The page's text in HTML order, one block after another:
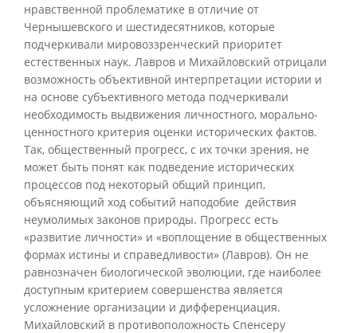
нравственной проблематике в отличие от
Чернышевского и шестидесятников, которые
подчеркивали мировоззренческий приоритет
естественных наук. Лавров и Михайловский отрицали
возможность объективной интерпретации истории и
на основе субъективного метода подчеркивали
необходимость выдвижения личностного, морально-
ценностного критерия оценки исторических фактов.
Так, общественный прогресс, с их точки зрения, не
может быть понят как подведение исторических
процессов под некоторый общий принцип,
объясняющий ход событий наподобие действия
неумолимых законов природы. Прогресс есть
«развитие личности» и «воплощение в общественных
формах истины и справедливости» (Лавров). Он не
равнозначен биологической эволюции, где наиболее
доступным критерием совершенства является
усложнение организации и дифференциация.
Михайловский в противоположность Спенсеру